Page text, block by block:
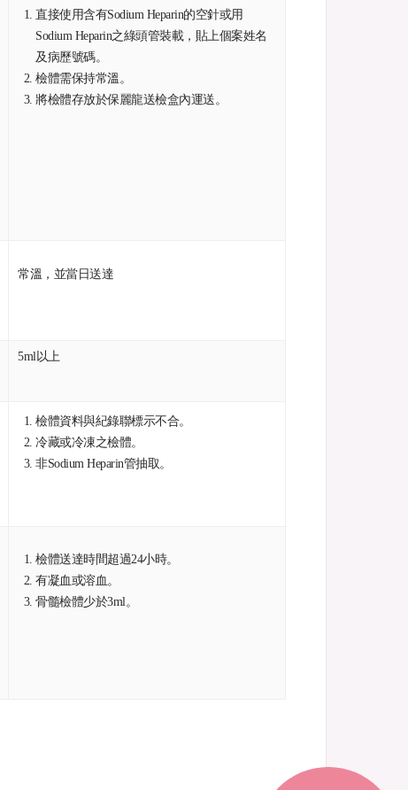
直接使用含有Sodium Heparin的空針或用
Sodium Heparin之綠頭管裝載，貼上個案姓名
及病歷號碼。
檢體需保持常溫。
將檢體存放於保麗龍送檢盒內運送。
常溫，並當日送達
5ml以上
檢體資料與紀錄聯標示不合。
冷藏或冷凍之檢體。
非Sodium Heparin管抽取。
檢體送達時間超過24小時。
有凝血或溶血。
骨髓檢體少於3ml。